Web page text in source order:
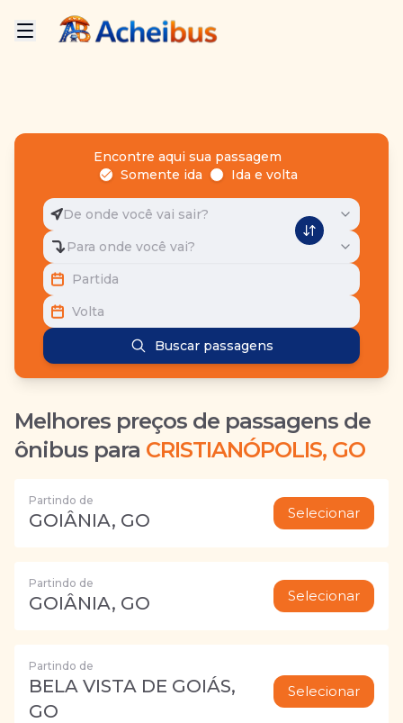
Encontre aqui sua passagem
Somente ida
Ida e volta
De onde você vai sair?
Para onde você vai?
Partida
Volta
Buscar passagens
Melhores preços de passagens de
ônibus para CRISTIANÓPOLIS, GO
Partindo de
GOIÂNIA, GO Selecionar
Partindo de
GOIÂNIA, GO Selecionar
Partindo de
BELA VISTA DE GOIÁS,
GO
Selecionar